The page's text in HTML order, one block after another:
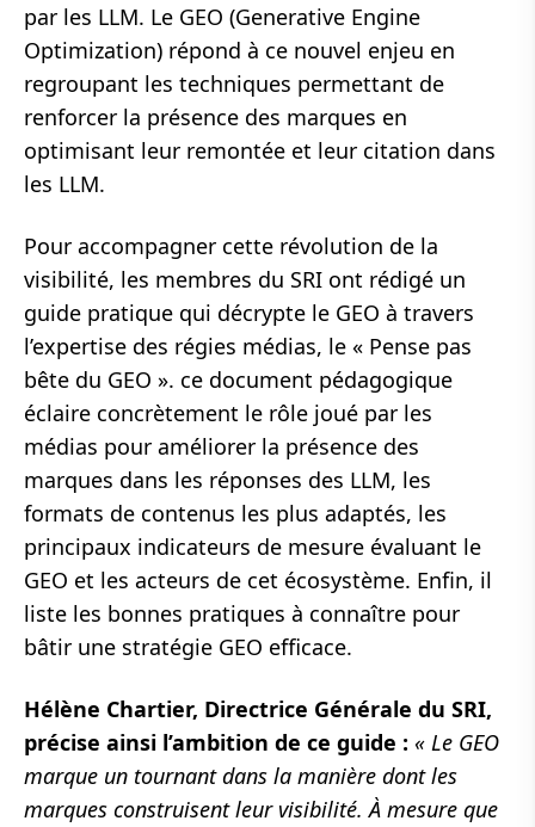
par les LLM. Le GEO (Generative Engine
Optimization) répond à ce nouvel enjeu en
regroupant les techniques permettant de
renforcer la présence des marques en
optimisant leur remontée et leur citation dans
les LLM.
Pour accompagner cette révolution de la
visibilité, les membres du SRI ont rédigé un
guide pratique qui décrypte le GEO à travers
l’expertise des régies médias, le « Pense pas
bête du GEO ». ce document pédagogique
éclaire concrètement le rôle joué par les
médias pour améliorer la présence des
marques dans les réponses des LLM, les
formats de contenus les plus adaptés, les
principaux indicateurs de mesure évaluant le
GEO et les acteurs de cet écosystème. Enfin, il
liste les bonnes pratiques à connaître pour
bâtir une stratégie GEO efficace.
Hélène Chartier, Directrice Générale du SRI,
précise ainsi l’ambition de ce guide : « Le GEO
marque un tournant dans la manière dont les
marques construisent leur visibilité. À mesure que